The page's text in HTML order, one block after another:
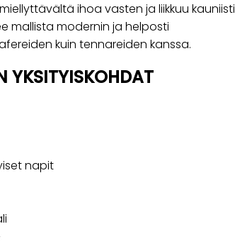
ihoa vasten ja liikkuu kauniisti
mallista modernin ja helposti
kuin tennareiden kanssa.
YKSITYISKOHDAT
napit